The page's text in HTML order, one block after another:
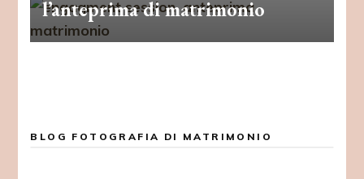
l’anteprima di matrimonio
BLOG FOTOGRAFIA DI MATRIMONIO